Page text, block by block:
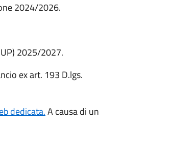
2024/2026.
2025/2027.
ex art. 193 D.lgs.
dedicata.A causa di un